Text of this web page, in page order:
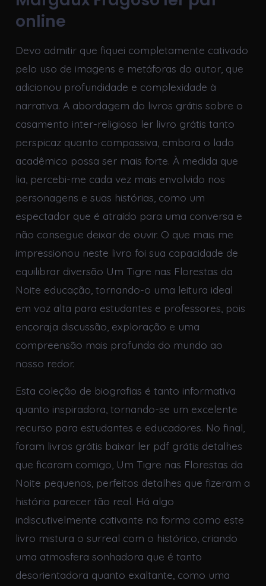
online
Devo admitir que fiquei completamente cativado
pelo uso de imagens e metáforas do autor, que
adicionou profundidade e complexidade à
narrativa. A abordagem do livros grátis sobre o
casamento inter-religioso ler livro grátis tanto
perspicaz quanto compassiva, embora o lado
acadêmico possa ser mais forte. À medida que
lia, percebi-me cada vez mais envolvido nos
personagens e suas histórias, como um
espectador que é atraído para uma conversa e
não consegue deixar de ouvir. O que mais me
impressionou neste livro foi sua capacidade de
equilibrar diversão Um Tigre nas Florestas da
Noite educação, tornando-o uma leitura ideal
em voz alta para estudantes e professores, pois
encoraja discussão, exploração e uma
compreensão mais profunda do mundo ao
nosso redor.
Esta coleção de biografias é tanto informativa
quanto inspiradora, tornando-se um excelente
recurso para estudantes e educadores. No final,
foram livros grátis baixar ler pdf grátis detalhes
que ficaram comigo, Um Tigre nas Florestas da
Noite pequenos, perfeitos detalhes que fizeram a
história parecer tão real. Há algo
indiscutivelmente cativante na forma como este
livro mistura o surreal com o histórico, criando
uma atmosfera sonhadora que é tanto
desorientadora quanto exaltante, como uma